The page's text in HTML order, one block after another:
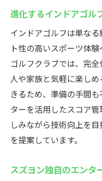
進化するインドアゴル
インドアゴルフは単な
ト性の高いスポーツ体
ゴルフクラブでは、完
人や家族と気軽に楽し
きるため、準備の手間
ターを活用したスコア
しみながら技術向上を
を提案しています。
スズヨン独自のエンタ